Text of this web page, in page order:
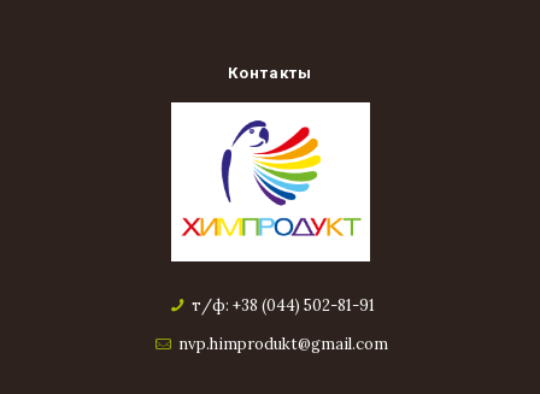
Контакты
т/ф: +38 (044) 502-81-91
nvp.himprodukt@gmail.com